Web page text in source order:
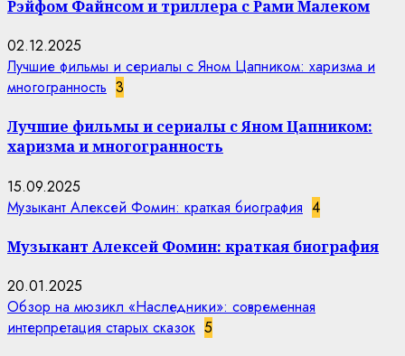
Рэйфом Файнсом и триллера с Рами Малеком
02.12.2025
Лучшие фильмы и сериалы с Яном Цапником: харизма и
многогранность 3
Лучшие фильмы и сериалы с Яном Цапником:
харизма и многогранность
15.09.2025
Музыкант Алексей Фомин: краткая биография 4
Музыкант Алексей Фомин: краткая биография
20.01.2025
Обзор на мюзикл «Наследники»: современная
интерпретация старых сказок 5